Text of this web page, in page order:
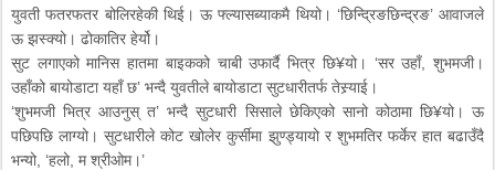
युवती फतरफतर बोलिरहेकी थिई। ऊ फ्ल्यासब्याकमै थियो। ‘छिन्द्रिङछिन्द्रङ’ आवाजले
ऊ झस्क्यो। ढोकातिर हेर्यो।
सुट लगाएको मानिस हातमा बाइकको चाबी उफार्दै भित्र छि¥यो। ‘सर उहाँ, शुभमजी।
उहाँको बायोडाटा यहाँ छ’ भन्दै युवतीले बायोडाटा सुटधारीतर्फ तेस्र्याई।
‘शुभमजी भित्र आउनुस् त’ भन्दै सुटधारी सिसाले छेकिएको सानो कोठामा छि¥यो। ऊ
पछिपछि लाग्यो। सुटधारीले कोट खोलेर कुर्सीमा झुण्ड्यायो र शुभमतिर फर्केर हात बढाउँदै
भन्यो, ‘हलो, म श्रीओम।’